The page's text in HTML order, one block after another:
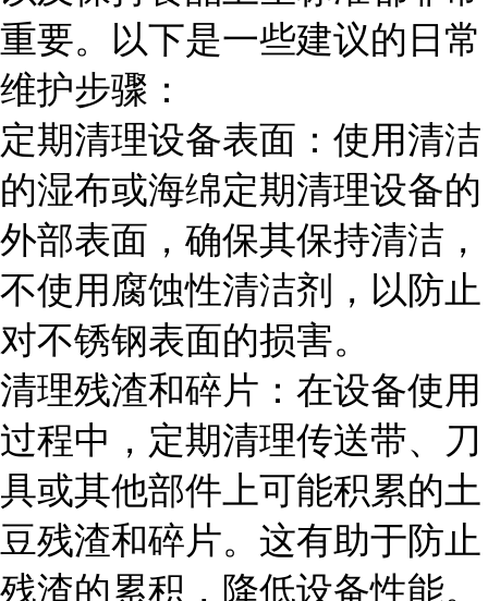
重要。以下是一些建议的日常
维护步骤：
定期清理设备表面：使用清洁
的湿布或海绵定期清理设备的
外部表面，确保其保持清洁，
不使用腐蚀性清洁剂，以防止
对不锈钢表面的损害。
清理残渣和碎片：在设备使用
过程中，定期清理传送带、刀
具或其他部件上可能积累的土
豆残渣和碎片。这有助于防止
残渣的累积，降低设备性能。